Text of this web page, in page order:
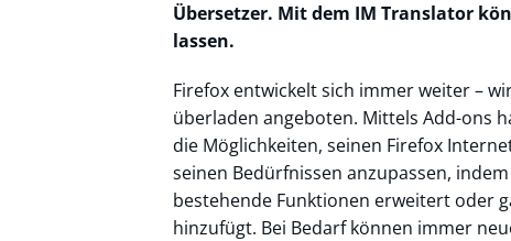
Übersetzer. Mit dem IM Translator
lassen.
Firefox entwickelt sich immer weiter –
überladen angeboten. Mittels Add-ons
die Möglichkeiten, seinen Firefox
seinen Bedürfnissen anzupassen,
bestehende Funktionen erweitert oder
hinzufügt. Bei Bedarf können immer